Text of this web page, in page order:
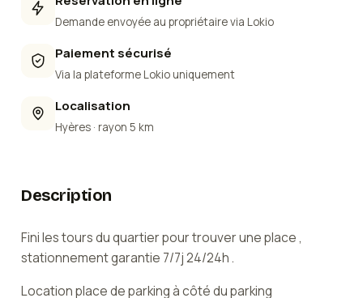
Demande envoyée au propriétaire via Lokio
Paiement sécurisé
Via la plateforme Lokio uniquement
Localisation
Hyères · rayon 5 km
Description
Fini les tours du quartier pour trouver une place ,
stationnement garantie 7/7j 24/24h .
Location place de parking à côté du parking